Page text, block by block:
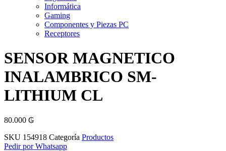
Informática
Gaming
Componentes y Piezas PC
Receptores
SENSOR MAGNETICO
INALAMBRICO SM-
LITHIUM CL
80.000 ₲
SKU 154918 Categoría Productos
Pedir por Whatsapp